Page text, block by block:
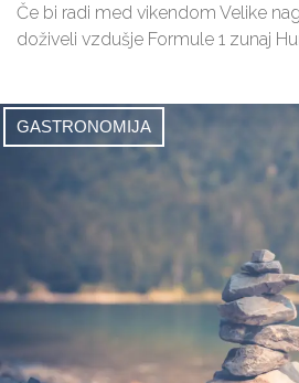
Če bi radi med vikendom Velike
doživeli vzdušje Formule 1 zunaj
GASTRONOMIJA